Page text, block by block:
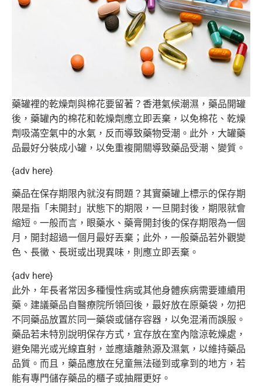
藥罐裡的乾燥劑與棉花要留著？香港氣候潮濕，藥品開罐
後， 藥罐內的棉花和乾燥劑應立即丟棄，以免棉花、 乾燥
劑吸滿空氣中的水氣，反而導致藥物受潮。此外， 大罐藥
品最好分裝成小罐，以免重複開關導致藥品受潮、變質。
{adv here}
藥品在保存期限內就沒有問題？其實藥罐上標示的保存期
限是指「 未開封」狀態下的期限，一旦開封後，期限就會
縮短。一般而言， 眼藥水、藥膏開封後的保存期限為一個
月， 開封超過一個月最好丟棄；此外，一般藥品若外觀變
色、長黴、 長斑或出現異味，則應立即丟棄。
{adv here}
此外，年長者常因多種慢性病或其他身體疾病需要連續用
藥。 建議藥品自醫療院所領回後，最好放在原藥袋， 勿把
不同藥品放置於同一藥袋或儲存容器，以免混淆而誤服。
藥品若未特別說明保存方式，宜存放在室內陰涼乾燥處，
避免陽光或光線直射，並應遠離熱源及濕氣，以維持藥品
品質。 而且，藥品應放在兒童無法碰到或拿到的地方， 若
能有專門儲存藥品的櫃子或抽屜更好。